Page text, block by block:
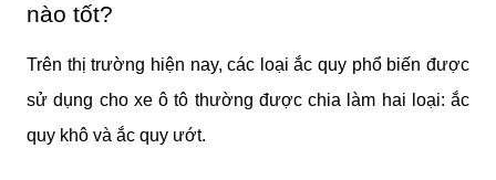
nào tốt?
Trên thị trường hiện nay, các loại ắc quy phổ biến được
sử dụng cho xe ô tô thường được chia làm hai loại: ắc
quy khô và ắc quy ướt.